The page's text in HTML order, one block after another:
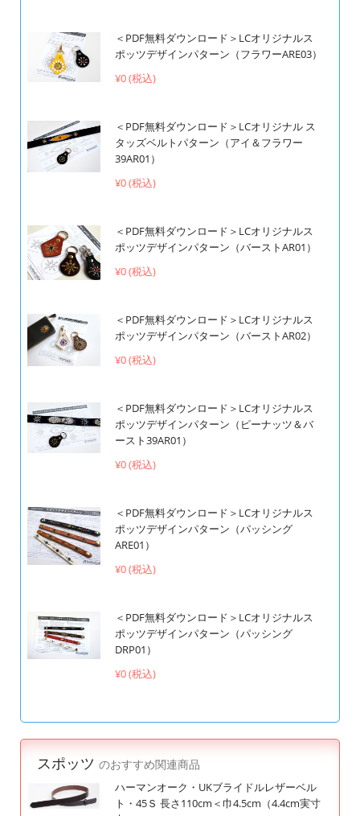
＜PDF無料ダウンロード＞LCオリジナルス
ポッツデザインパターン（フラワーARE03）
¥0 (税込)
＜PDF無料ダウンロード＞LCオリジナル ス
タッズベルトパターン（アイ＆フラワー
39AR01）
¥0 (税込)
＜PDF無料ダウンロード＞LCオリジナルス
ポッツデザインパターン（バーストAR01）
¥0 (税込)
＜PDF無料ダウンロード＞LCオリジナルス
ポッツデザインパターン（バーストAR02）
¥0 (税込)
＜PDF無料ダウンロード＞LCオリジナルス
ポッツデザインパターン（ピーナッツ＆バ
ースト39AR01）
¥0 (税込)
＜PDF無料ダウンロード＞LCオリジナルス
ポッツデザインパターン（パッシング
ARE01）
¥0 (税込)
＜PDF無料ダウンロード＞LCオリジナルス
ポッツデザインパターン（パッシング
DRP01）
¥0 (税込)
スポッツ のおすすめ関連商品
ハーマンオーク・UKブライドルレザーベル
ト・45Ｓ 長さ110cm＜巾4.5cm（4.4cm実寸